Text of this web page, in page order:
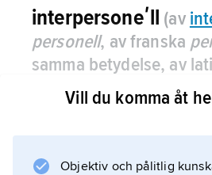
interpersoneʹll (av
personell, av franska
samma betydelse, av
som har att göra med
människor, t.ex.
intelligens.
Vill du komma åt
Objektiv och pålitlig